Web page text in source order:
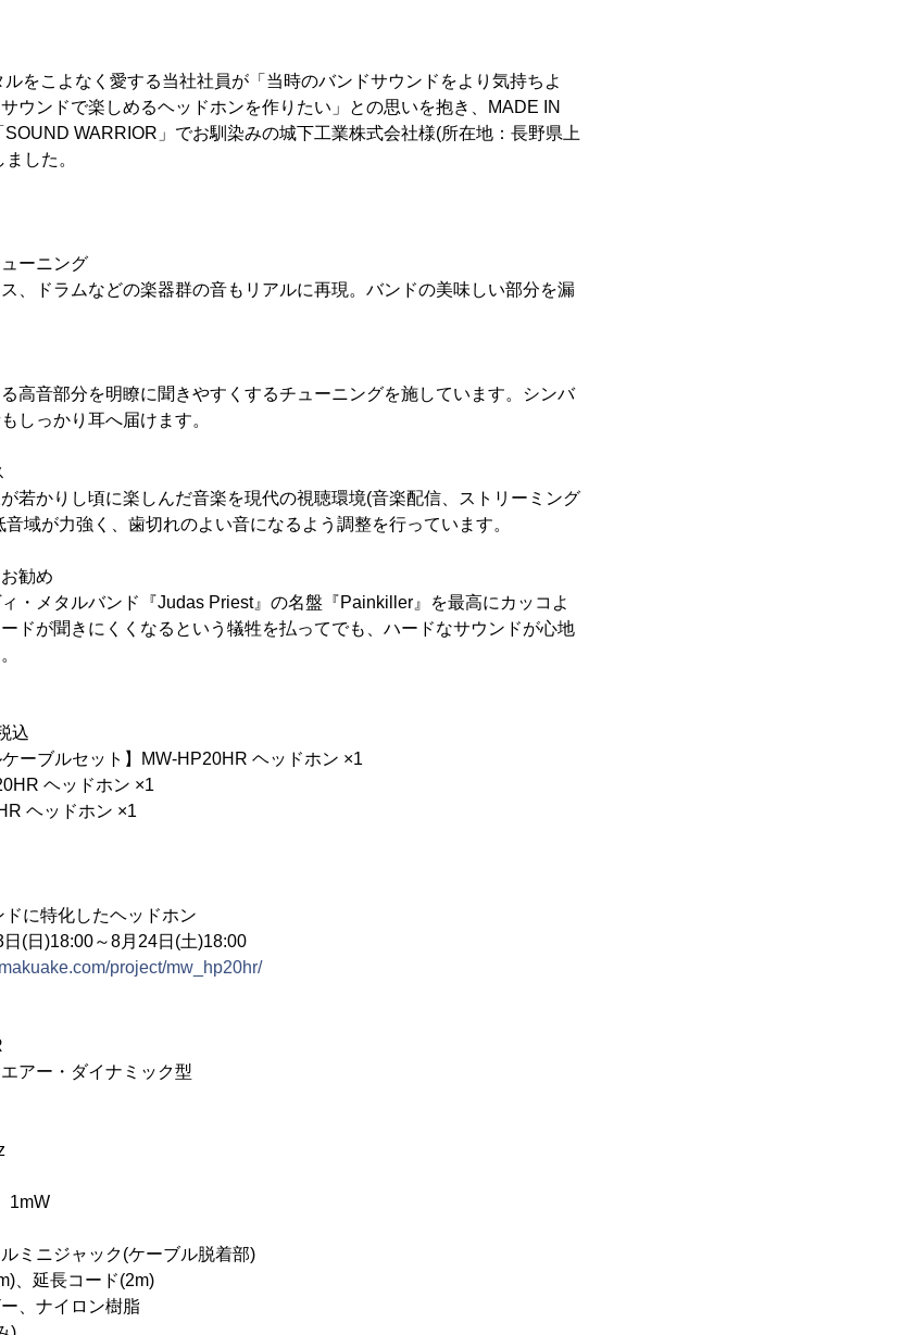
をこよなく愛する当社社員が「当時のバンドサウンドをより気持ちよ
ウンドで楽しめるヘッドホンを作りたい」との思いを抱き、MADE IN
WARRIOR」でお馴染みの城下工業株式会社様(所在地：長野県上
した。
ーニング
、ドラムなどの楽器群の音もリアルに再現。バンドの美味しい部分を漏
高音部分を明瞭に聞きやすくするチューニングを施しています。シンバ
しっかり耳へ届けます。
若かりし頃に楽しんだ音楽を現代の視聴環境(音楽配信、ストリーミング
域が力強く、歯切れのよい音になるよう調整を行っています。
勧め
・メタルバンド『Judas Priest』の名盤『Painkiller』を最高にカッコよ
ドが聞きにくくなるという犠牲を払ってでも、ハードなサウンドが心地
込
ーブルセット】MW-HP20HR ヘッドホン ×1
ヘッドホン ×1
ヘッドホン ×1
に特化したヘッドホン
～8月24日(土)18:00
project/mw_hp20hr/
ー・ダイナミック型
1mW
ニジャック(ケーブル脱着部)
延長コード(2m)
ナイロン樹脂